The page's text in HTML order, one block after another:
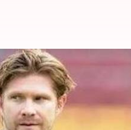
ఆర్సీబీదే'..